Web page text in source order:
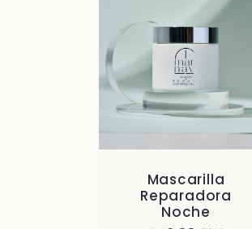
Mascarilla
Reparadora
Noche